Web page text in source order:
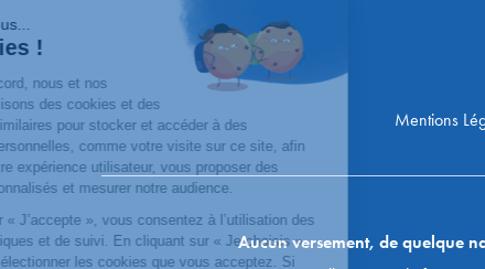
Mentions
Aucun versement, de quelque